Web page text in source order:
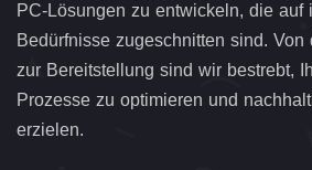
PC-Lösungen zu entwickeln, die auf
Bedürfnisse zugeschnitten sind.
zur Bereitstellung sind wir bestrebt,
Prozesse zu optimieren und
erzielen.